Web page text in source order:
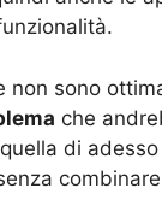
sono
che
di